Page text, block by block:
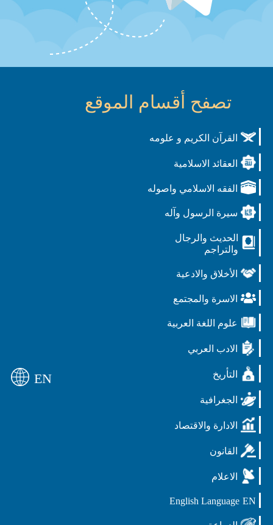
تصفح أقسام الموقع
القرآن الكريم و علومه
العقائد الاسلامية
الفقه الاسلامي واصوله
سيرة الرسول وآله
الحديث والرجال
والتراجم
الأخلاق والادعية
الاسرة والمجتمع
علوم اللغة العربية
الادب العربي
التأريخ
الجغرافية
الادارة والاقتصاد
القانون
الاعلام
EN
English Language
EN